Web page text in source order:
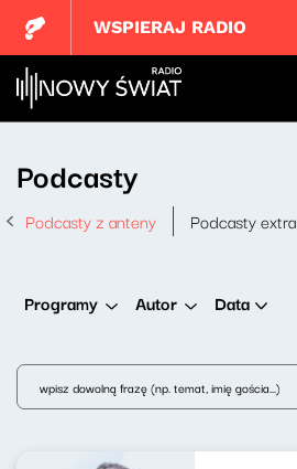
WSPIERAJ RADIO
Podcasty
Podcasty z anteny Podcasty extra
Programy Autor Data